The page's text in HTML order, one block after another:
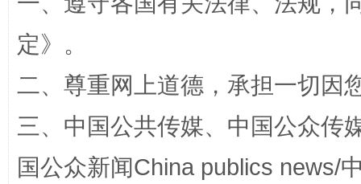
定》。
二、尊重网上道德，承担一切因
三、中国公共传媒、中国公众传
国公众新闻China publics news/